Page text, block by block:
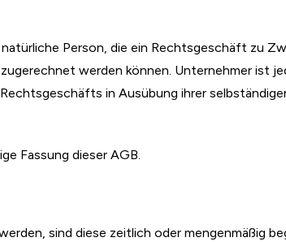
Person, die ein Rechtsgeschäft zu
werden können. Unternehmer ist
in Ausübung ihrer
Fassung dieser AGB.
sind diese zeitlich oder mengenmäßig